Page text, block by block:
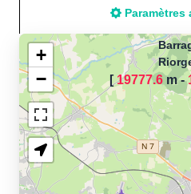
Paramètres
pour
de votre
(Footing,
[19777.6m -
+
−